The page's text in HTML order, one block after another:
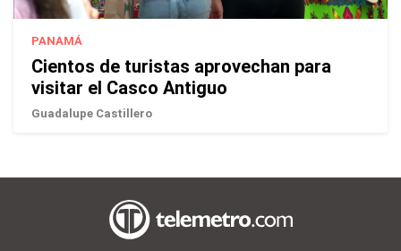
PANAMÁ
Cientos de turistas aprovechan para
visitar el Casco Antiguo
Guadalupe Castillero